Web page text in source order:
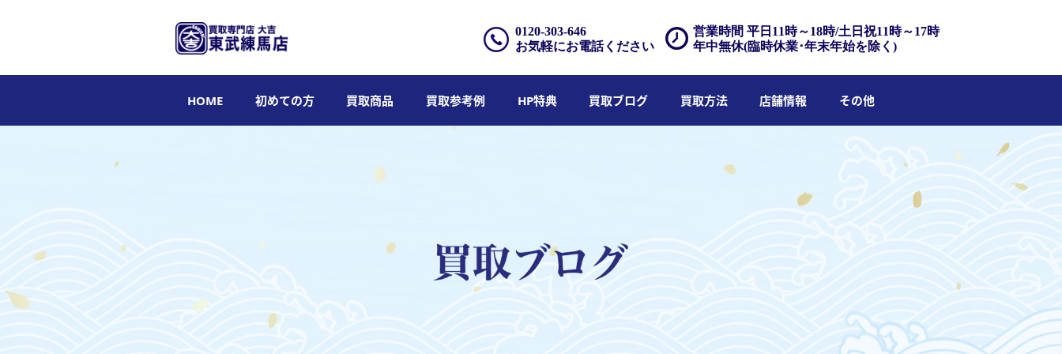
営業時間 平日11時～18時/土日祝11時～17時
年中無休(臨時休業･年末年始を除く)
0120-303-646
お気軽にお電話ください
HOME 初めての方 買取商品 買取参考例 HP特典 買取ブログ 買取方法 店舗情報 その他